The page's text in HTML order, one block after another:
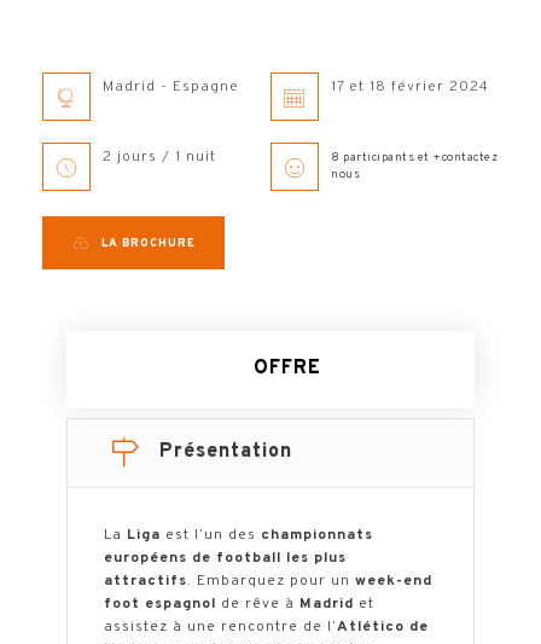
Madrid - Espagne 17 et 18 février 2024
2 jours / 1 nuit
8 participants et +contactez
nous
LA BROCHURE
OFFRE
Présentation
La Liga est l’un des championnats
européens de football les plus
attractifs. Embarquez pour un week-end
foot espagnol de rêve à Madrid et
assistez à une rencontre de l’Atlético de